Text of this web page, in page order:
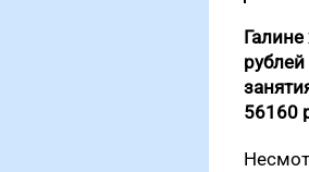
56160